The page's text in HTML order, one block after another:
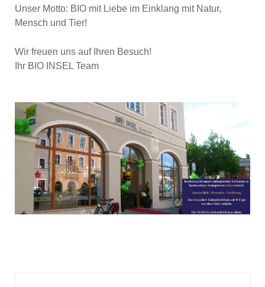
Unser Motto: BIO mit Liebe im Einklang mit Natur,
Mensch und Tier!
Wir freuen uns auf Ihren Besuch!
Ihr BIO INSEL Team